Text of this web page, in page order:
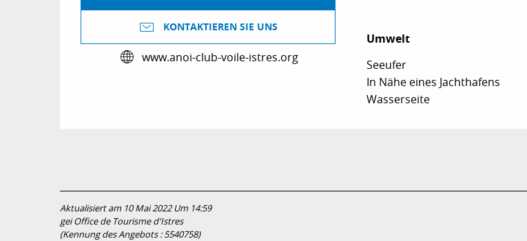
KONTAKTIEREN SIE UNS
www.anoi-club-voile-istres.org
Umwelt
Umwelt
Seeufer
In Nähe eines Jachthafens
Wasserseite
Aktualisiert am 10 Mai 2022 Um 14:59
gei Office de Tourisme d'Istres
(Kennung des Angebots :5540758)